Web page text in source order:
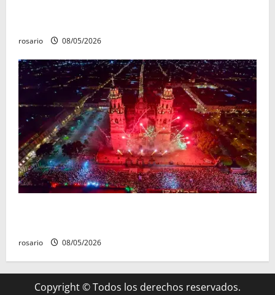
rosario 08/05/2026
rosario 08/05/2026
Copyright © Todos los derechos reservados.